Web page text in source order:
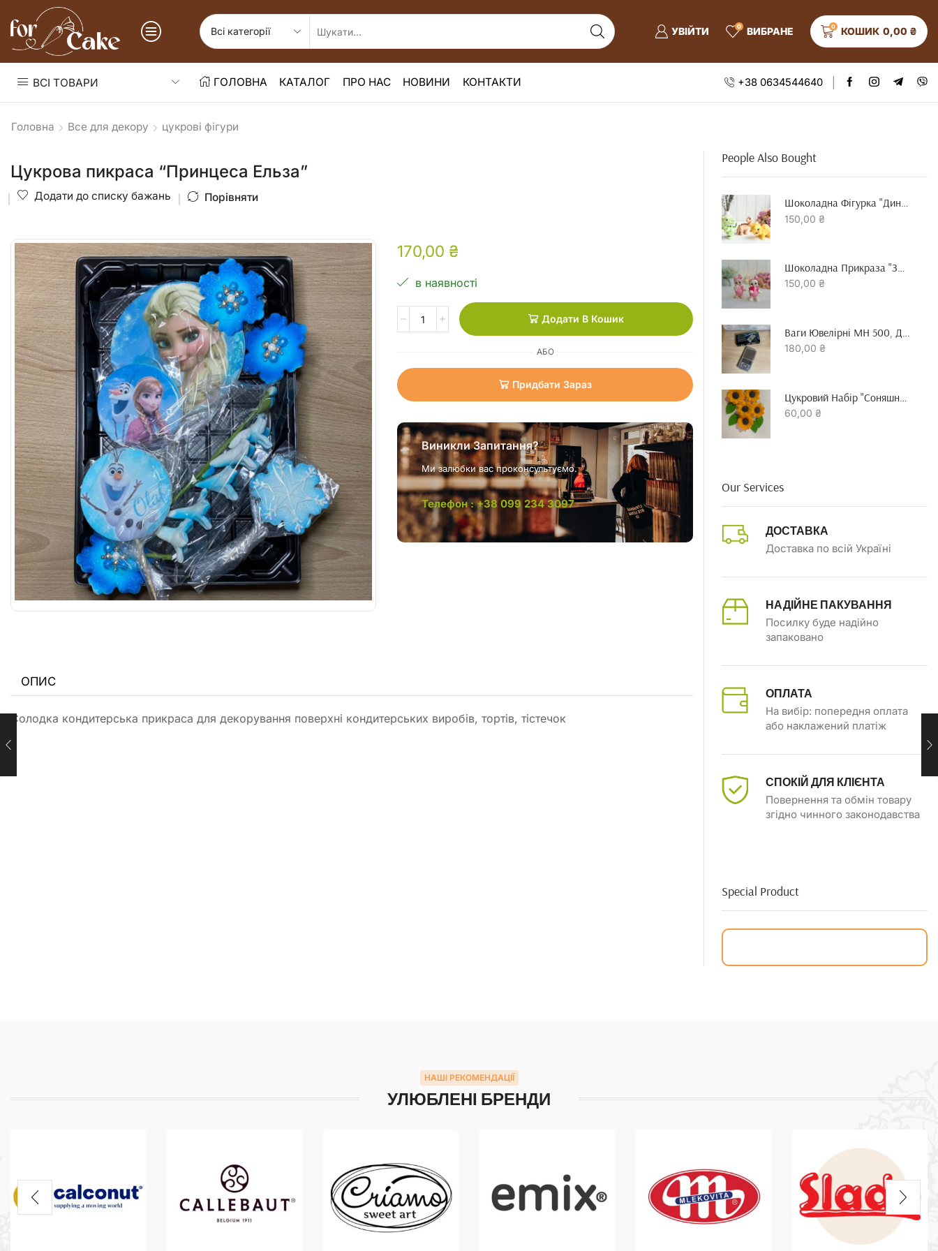
УВІЙТИ 0 ВИБРАНЕ 0 КОШИК 0,00 ₴
ВСІ ТОВАРИ ГОЛОВНА КАТАЛОГ ПРО НАС НОВИНИ КОНТАКТИ +38 0634544640
Головна Все для декору цукрові фігури
Цукрова пикраса “Принцеса Ельза”
Додати до списку бажань Порівняти
170,00 ₴
в наявності
Додати В Кошик
АБО
Придбати Зараз
Виникли Запитання?
Ми залюбки вас проконсультуємо.
Телефон : +38 099 234 3097
ОПИС
Солодка кондитерська прикраса для декорування поверхні кондитерських виробів, тортів, тістечок
People Also Bought
Шоколадна Фігурка "динозавр"
150,00 ₴
Шоколадна Прикраза "зайчик З Серцем"
150,00 ₴
180,00 ₴
60,00 ₴
Our Services
ДОСТАВКА
Доставка по всій Україні
НАДІЙНЕ ПАКУВАННЯ
Посилку буде надійно
запаковано
ОПЛАТА
На вибір: попередня оплата
або наклажений платіж
СПОКІЙ ДЛЯ КЛІЄНТА
Повернення та обмін товару
згідно чинного законодавства
Special Product
НАШІ РЕКОМЕНДАЦІЇ
УЛЮБЛЕНІ БРЕНДИ